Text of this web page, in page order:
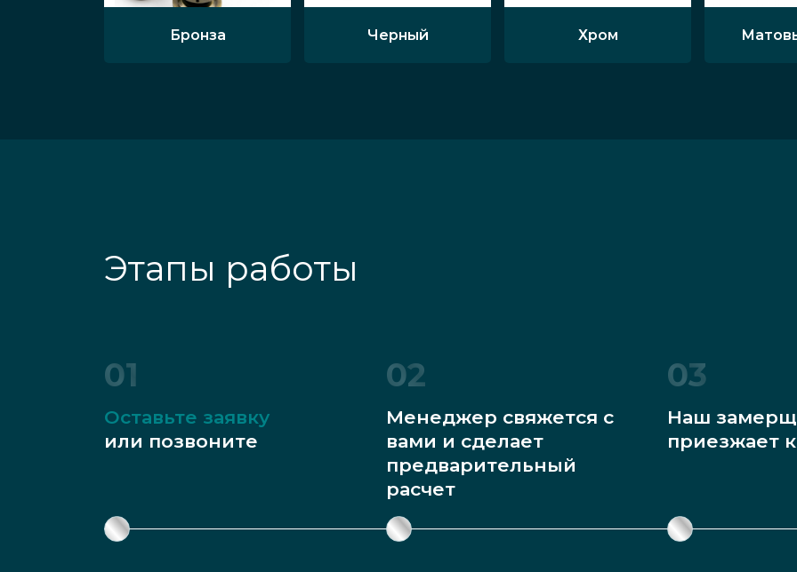
Бронза Черный Хром
Этапы работы
01
Оставьте заявку
или позвоните
02
Менеджер свяжется с
вами и сделает
предварительный
расчет
03
Наш
приезжает